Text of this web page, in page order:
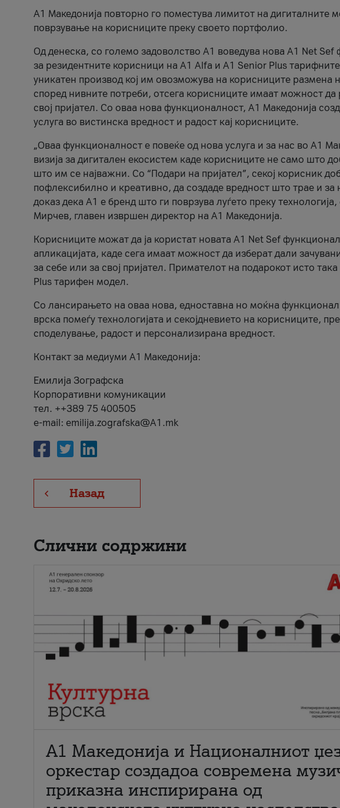
А1 Македонија повторно го поместува лимитот на дигиталните
поврзување на корисниците преку своето портфолио.
Од денеска, со големо задоволство А1 воведува нова A1 Net
за резидентните корисници на А1 Alfa и A1 Senior Plus
уникатен производ кој им овозможува на корисниците размена
според нивните потреби, отсега корисниците имаат можност да
свој пријател. Со оваа нова функционалност, А1 Македонија
услуга во вистинска вредност и радост кај корисниците.
„Оваа функционалност е повеќе од нова услуга и за нас во А1
визија за дигитален екосистем каде корисниците не само што
што им се најважни. Со “Подари на пријател”, секој корисник
пофлексибилно и креативно, да создаде вредност што трае и за
доказ дека А1 е бренд што ги поврзува луѓето преку
Мирчев, главен извршен директор на А1 Македонија.
Корисниците можат да ја користат новата А1 Net Sef
апликацијата, каде сега имаат можност да изберат дали
за себе или за свој пријател. Примателот на подарокот исто
Plus тарифен модел.
Со лансирањето на оваа нова, едноставна но моќна
врска помеѓу технологијата и секојдневието на корисниците,
споделување, радост и персонализирана вредност.
Контакт за медиуми А1 Македонија:
Емилија Зографска
Корпоративни комуникации
тел. ++389 75 400505
e-mail: emilija.zografska@A1.mk
Назад
Слични содржини
А1 Македонија и Националниот
оркестар создадоа современа
приказна инспирирана од